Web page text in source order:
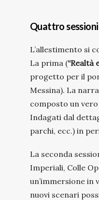
Quattro
L’allestimento si
La prima (“Realtà
progetto per il
Messina). La
composto un
Indagati dal
parchi, ecc.) in
La seconda
Imperiali, Colle
un’immersione in
nuovi scenari